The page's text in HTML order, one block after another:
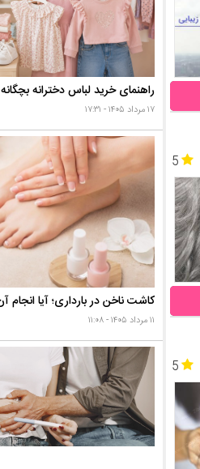
5
5
راهنمای خرید لباس دخترانه بچگانه
۱۷ مرداد ۱۴۰۵ - ۱۷:۳۱
۱۱ مرداد ۱۴۰۵ - ۱۱:۰۸